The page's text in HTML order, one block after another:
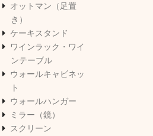
オットマン（足置
き）
ケーキスタンド
ワインラック・ワイ
ンテーブル
ウォールキャビネッ
ト
ウォールハンガー
ミラー（鏡）
スクリーン